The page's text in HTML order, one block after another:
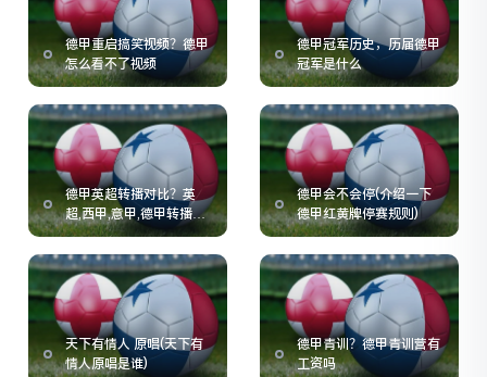
德甲重启搞笑视频？德甲
怎么看不了视频
德甲冠军历史，历届德甲
冠军是什么
德甲英超转播对比？英
超,西甲,意甲,德甲转播费
用的情况如何
德甲会不会停(介绍一下
德甲红黄牌停赛规则)
天下有情人 原唱(天下有
情人原唱是谁)
德甲青训？德甲青训营有
工资吗